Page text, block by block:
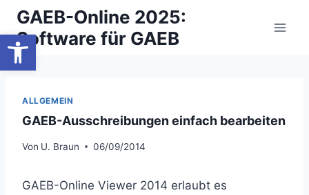
Werkzeugleiste öffnen
Zum
Inhalt
springen
GAEB-Online 2025:
Software für GAEB
ALLGEMEIN
GAEB-Ausschreibungen einfach bearbeiten
Von U. Braun 06/09/2014
GAEB-Online Viewer 2014 erlaubt es